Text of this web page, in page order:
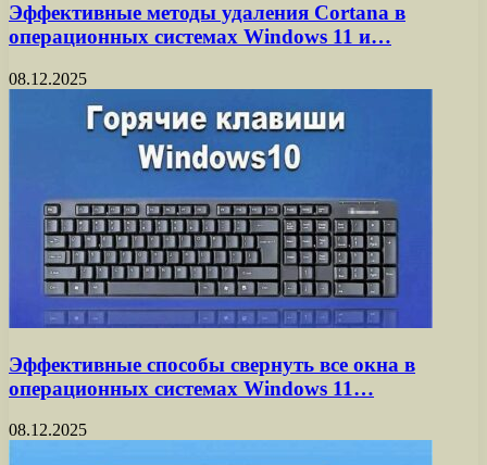
Эффективные методы удаления Cortana в
операционных системах Windows 11 и…
08.12.2025
Эффективные способы свернуть все окна в
операционных системах Windows 11…
08.12.2025